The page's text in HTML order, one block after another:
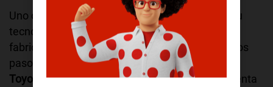
Uno de los primeros en ofrecerlo fue
con su
tecnología OnStar. Además, también hay otros
fabricantes que han empezado a dar los primeros
pasos dentro de este tipo de tecnología, como
Toyota
,Volvo,BMWoAudi. Cada fabricante cuenta